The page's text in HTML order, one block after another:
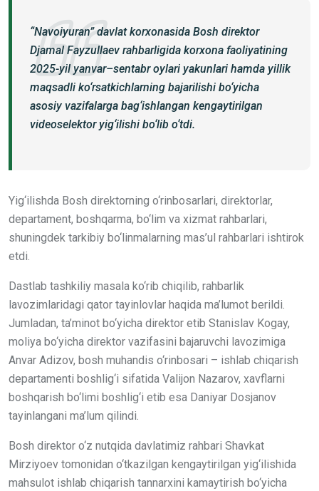
“Navoiyuran” davlat korxonasida Bosh direktor
Djamal Fayzullaev rahbarligida korxona faoliyatining
2025-yil yanvar–sentabr oylari yakunlari hamda yillik
maqsadli ko‘rsatkichlarning bajarilishi bo‘yicha
asosiy vazifalarga bag‘ishlangan kengaytirilgan
videoselektor yig‘ilishi bo‘lib o‘tdi.
Yig‘ilishda Bosh direktorning o‘rinbosarlari, direktorlar,
departament, boshqarma, bo‘lim va xizmat rahbarlari,
shuningdek tarkibiy bo‘linmalarning mas’ul rahbarlari ishtirok
etdi.
Dastlab tashkiliy masala ko‘rib chiqilib, rahbarlik
lavozimlaridagi qator tayinlovlar haqida ma’lumot berildi.
Jumladan, ta’minot bo‘yicha direktor etib Stanislav Kogay,
moliya bo‘yicha direktor vazifasini bajaruvchi lavozimiga
Anvar Adizov, bosh muhandis o‘rinbosari – ishlab chiqarish
departamenti boshlig‘i sifatida Valijon Nazarov, xavflarni
boshqarish bo‘limi boshlig‘i etib esa Daniyar Dosjanov
tayinlangani ma’lum qilindi.
Bosh direktor o‘z nutqida davlatimiz rahbari Shavkat
Mirziyoev tomonidan o‘tkazilgan kengaytirilgan yig‘ilishida
mahsulot ishlab chiqarish tannarxini kamaytirish bo‘yicha